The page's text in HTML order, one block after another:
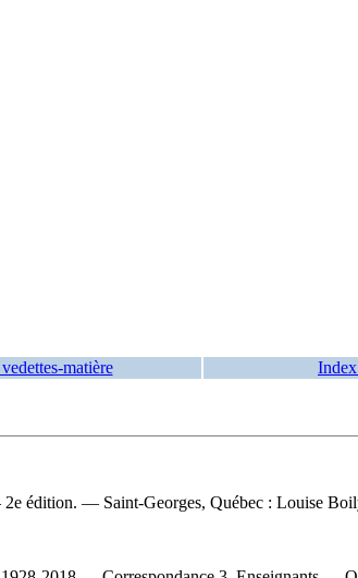
matière
édition. — Saint-Georges, Québec : Louise